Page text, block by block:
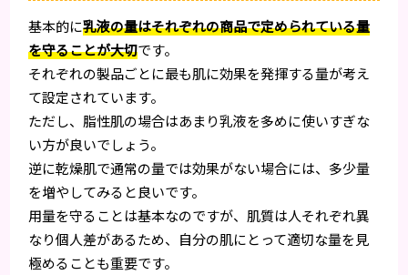
基本的に乳液の量はそれぞれの商品で定められている量
を守ることが大切です。
それぞれの製品ごとに最も肌に効果を発揮する量が考え
て設定されています。
ただし、脂性肌の場合はあまり乳液を多めに使いすぎな
い方が良いでしょう。
逆に乾燥肌で通常の量では効果がない場合には、多少量
を増やしてみると良いです。
用量を守ることは基本なのですが、肌質は人それぞれ異
なり個人差があるため、自分の肌にとって適切な量を見
極めることも重要です。